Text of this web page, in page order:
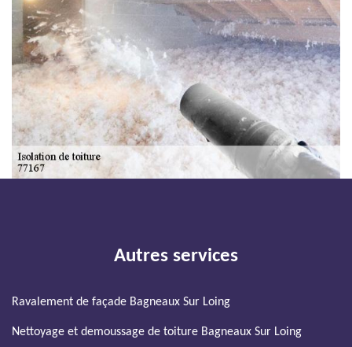
Autres services
Ravalement de façade Bagneaux Sur Loing
Nettoyage et demoussage de toiture Bagneaux Sur Loing